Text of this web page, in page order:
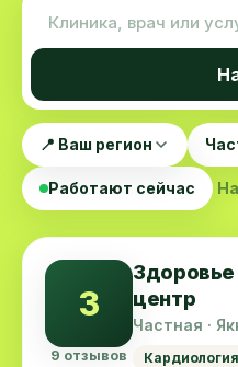
📍 Ваш регион
Работают сейчас
З
9 отзывов
центр
Частная ·
Кардиология